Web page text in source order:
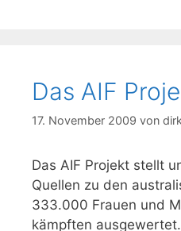
Das AIF
17. November 2009 von
Das AIF Projekt stellt
Quellen zu den
333.000 Frauen und
kämpften